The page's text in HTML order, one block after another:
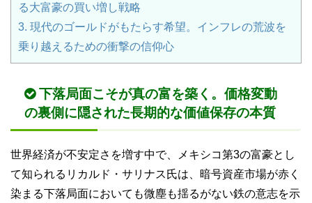
る大富豪の買い増し戦略
3. 現代のゴールドがもたらす希望。インフレの荒波を
乗り越えるための衝撃の信仰心
下落局面こそが真の富を築く。価格変動
の裏側に隠された長期的な価値保存の本質
世界経済が不安定さを増す中で、メキシコ第3の富豪とし
て知られるリカルド・サリナス氏は、暗号資産市場が赤く
染まる下落局面においても微塵も揺るがない鉄の意志を示